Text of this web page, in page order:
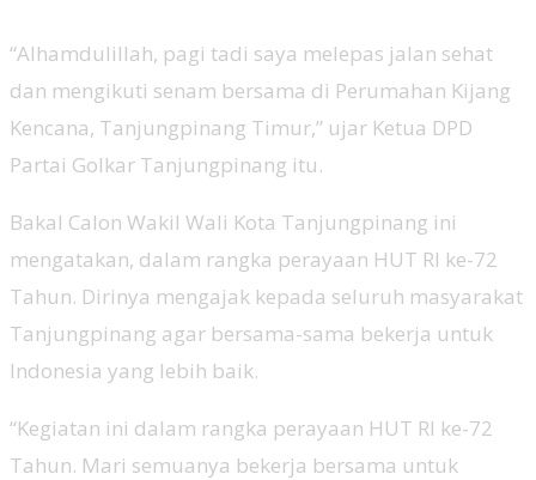
“Alhamdulillah, pagi tadi saya melepas jalan sehat
dan mengikuti senam bersama di Perumahan Kijang
Kencana, Tanjungpinang Timur,” ujar Ketua DPD
Partai Golkar Tanjungpinang itu.
Bakal Calon Wakil Wali Kota Tanjungpinang ini
mengatakan, dalam rangka perayaan HUT RI ke-72
Tahun. Dirinya mengajak kepada seluruh masyarakat
Tanjungpinang agar bersama-sama bekerja untuk
Indonesia yang lebih baik.
“Kegiatan ini dalam rangka perayaan HUT RI ke-72
Tahun. Mari semuanya bekerja bersama untuk